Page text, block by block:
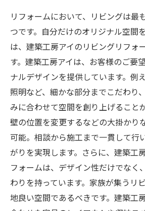
リフォームにおいて、リビングは最
つです。自分だけのオリジナル空間
は、建築工房アイのリビングリフォ
す。建築工房アイは、お客様のご要
ナルデザインを提供しています。例
照明など、細かな部分までこだわり
みに合わせて空間を創り上げること
壁の位置を変更するなどの大掛かり
可能。相談から施工まで一貫して行
がりを実現します。さらに、建築工
フォームは、デザイン性だけでなく
わりを持っています。家族が集うリ
地良い空間であるべきです。建築工